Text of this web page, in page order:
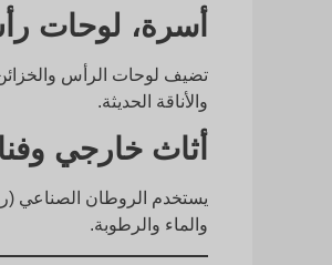
أسرة، لوحات
تضيف لوحات الرأس والخزائن
والأناقة الحديثة.
أثاث خارجي
والماء والرطوبة.